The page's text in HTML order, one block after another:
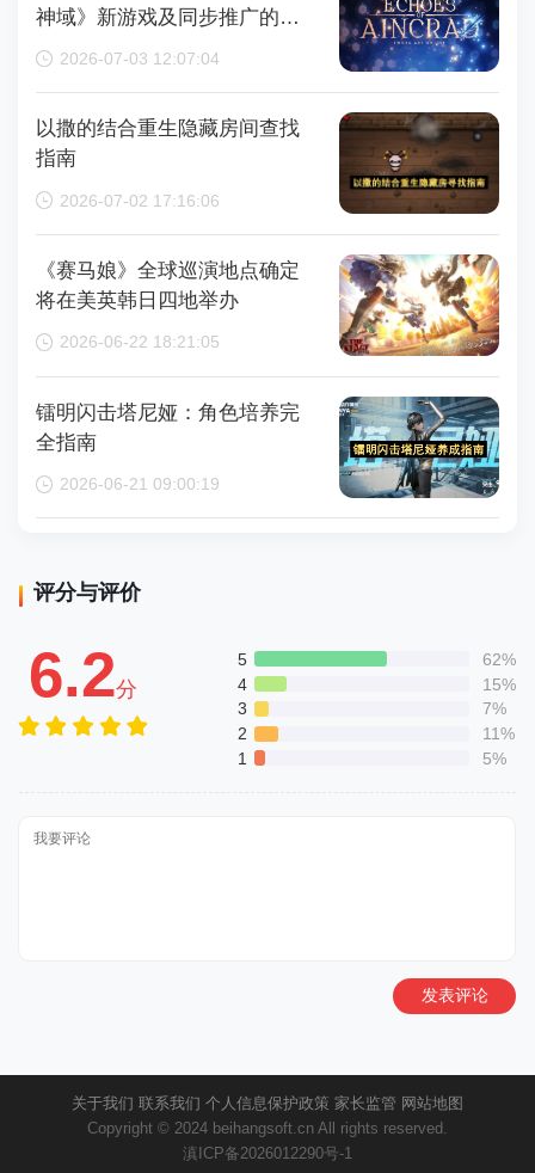
神域》新游戏及同步推广的动
画内容，整场直播时长为110分
2026-07-03 12:07:04
以撒的结合重生隐藏房间查找
指南
2026-07-02 17:16:06
《赛马娘》全球巡演地点确定
将在美英韩日四地举办
2026-06-22 18:21:05
镭明闪击塔尼娅：角色培养完
全指南
2026-06-21 09:00:19
评分与评价
6.2分
5
62%
4
15%
3
7%
2
11%
1
5%
发表评论
关于我们 联系我们 个人信息保护政策 家长监管 网站地图
Copyright © 2024 beihangsoft.cn All rights reserved.
滇ICP备2026012290号-1